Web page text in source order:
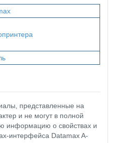
представленные на
и не могут в полной
информацию о свойствах и
интерфейса Datamax A-